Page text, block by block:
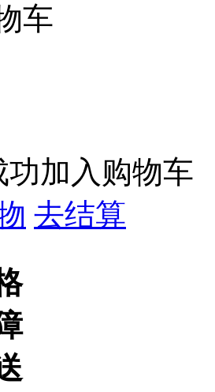
车
功加入购物车
去结算